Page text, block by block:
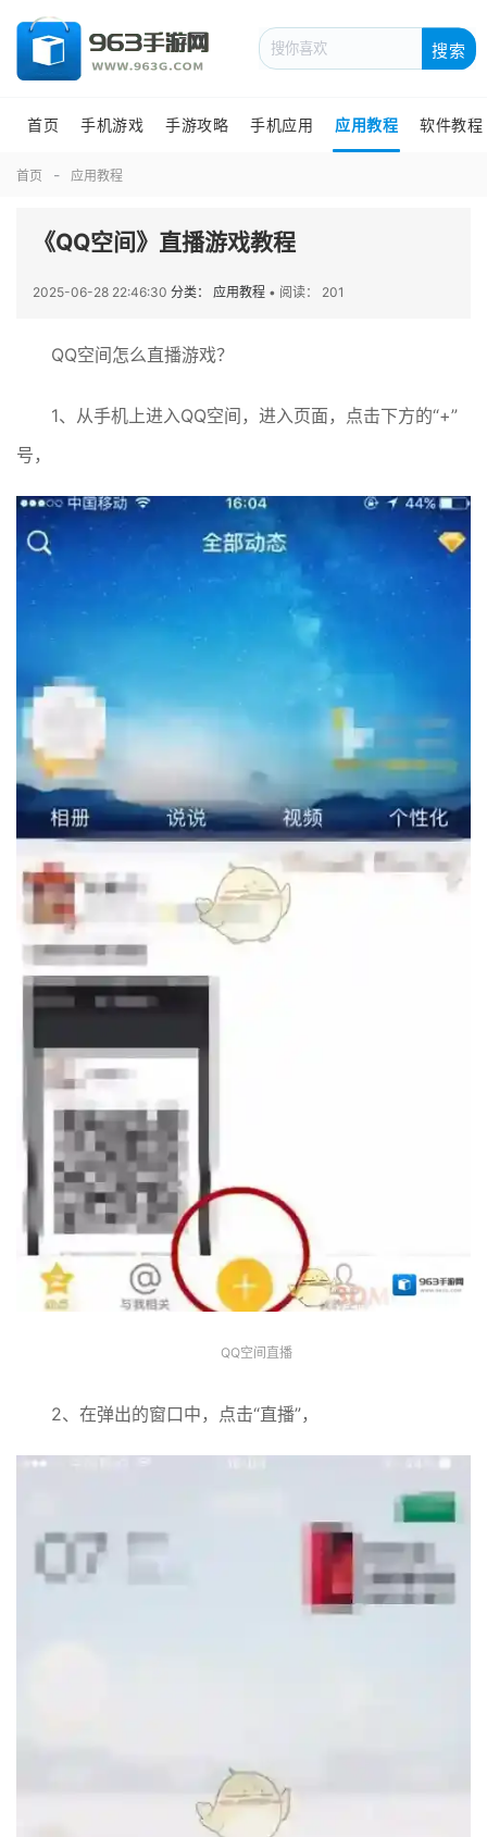
搜索
首页 手机游戏 手游攻略 手机应用 应用教程 软件教程
首页 应用教程
《QQ空间》直播游戏教程
2025-06-28 22:46:30 分类： 应用教程 • 阅读： 201
QQ空间怎么直播游戏？
1、从手机上进入QQ空间，进入页面，点击下方的“+”
号，
QQ空间直播
2、在弹出的窗口中，点击“直播”，